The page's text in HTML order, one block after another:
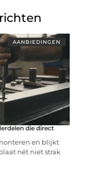
AANBIEDINGEN
die direct
en blijkt
nét niet strak